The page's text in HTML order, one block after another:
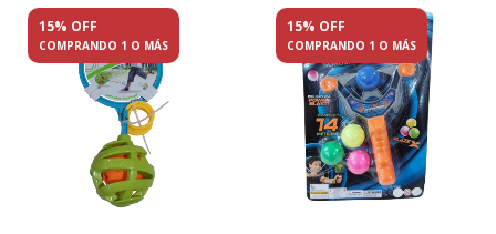
15% OFF
COMPRANDO 1 O MÁS
15% OFF
COMPRANDO 1 O MÁS